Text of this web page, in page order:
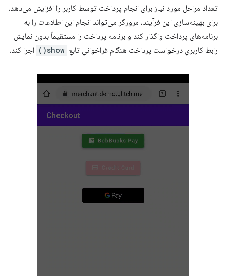
تعداد مراحل مورد نیاز برای انجام پرداخت توسط کاربر را افزایش می‌دهد.
برای بهینه‌سازی این فرآیند، مرورگر می‌تواند انجام این اطلاعات را به
برنامه‌های پرداخت واگذار کند و برنامه پرداخت را مستقیماً بدون نمایش
رابط کاربری درخواست پرداخت هنگام فراخوانی تابع show() اجرا کند.